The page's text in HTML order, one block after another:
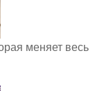
меняет весь